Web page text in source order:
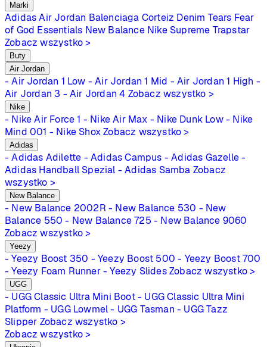
Marki
Adidas Air Jordan Balenciaga Corteiz Denim Tears Fear
of God Essentials New Balance Nike Supreme Trapstar
Zobacz wszystko >
Buty
Air Jordan
- Air Jordan 1 Low - Air Jordan 1 Mid - Air Jordan 1 High -
Air Jordan 3 - Air Jordan 4 Zobacz wszystko >
Nike
- Nike Air Force 1 - Nike Air Max - Nike Dunk Low - Nike
Mind 001 - Nike Shox Zobacz wszystko >
Adidas
- Adidas Adilette - Adidas Campus - Adidas Gazelle -
Adidas Handball Spezial - Adidas Samba Zobacz
wszystko >
New Balance
- New Balance 2002R - New Balance 530 - New
Balance 550 - New Balance 725 - New Balance 9060
Zobacz wszystko >
Yeezy
- Yeezy Boost 350 - Yeezy Boost 500 - Yeezy Boost 700
- Yeezy Foam Runner - Yeezy Slides Zobacz wszystko >
UGG
- UGG Classic Ultra Mini Boot - UGG Classic Ultra Mini
Platform - UGG Lowmel - UGG Tasman - UGG Tazz
Slipper Zobacz wszystko >
Zobacz wszystko >